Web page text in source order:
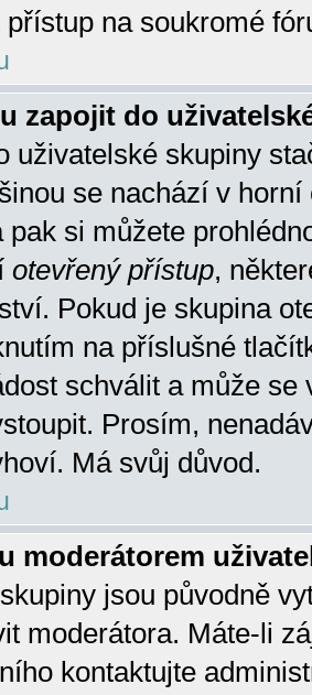
přístup na soukromé
zapojit do
uživatelské skupiny
se nachází v horní
pak si můžete
otevřený přístup,
Pokud je skupina
na příslušné
schválit a může se
Prosím,
Má svůj důvod.
moderátorem
jsou původně
moderátora. Máte-li
kontaktujte